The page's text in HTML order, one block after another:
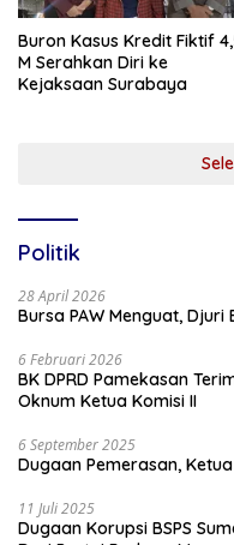
Buron Kasus Kredit Fiktif
M Serahkan Diri ke
Kejaksaan Surabaya
Politik
28 April 2026
Bursa PAW Menguat,
6 Februari 2026
BK DPRD Pamekasan
Oknum Ketua Komisi II
6 September 2025
Dugaan Pemerasan,
11 Juli 2025
Dugaan Korupsi BSPS